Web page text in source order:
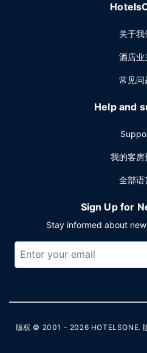
关于我
酒店业
常见问
Help and
我的客房
全部语
Sign Up for
Stay informed about
版权 © 2001 - 2026 HOTELSONE.